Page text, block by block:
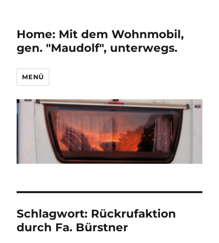
Home: Mit dem Wohnmobil,
gen. "Maudolf", unterwegs.
MENÜ
Schlagwort: Rückrufaktion
durch Fa. Bürstner